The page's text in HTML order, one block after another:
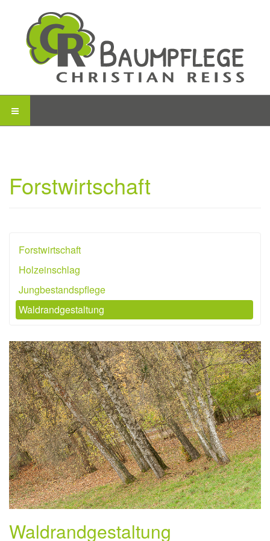
Forstwirtschaft
Forstwirtschaft
Holzeinschlag
Jungbestandspflege
Waldrandgestaltung
Waldrandgestaltung